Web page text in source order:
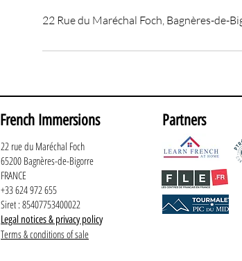
22 Rue du Maréchal Foch, Bagnères-de-
French Immersions Partners
22 rue du Maréchal Foch
65200 Bagnères-de-Bigorre
FRANCE
+33 624 972 655
Siret : 85407753400022
Legal notices & privacy policy
Terms & conditions of sale